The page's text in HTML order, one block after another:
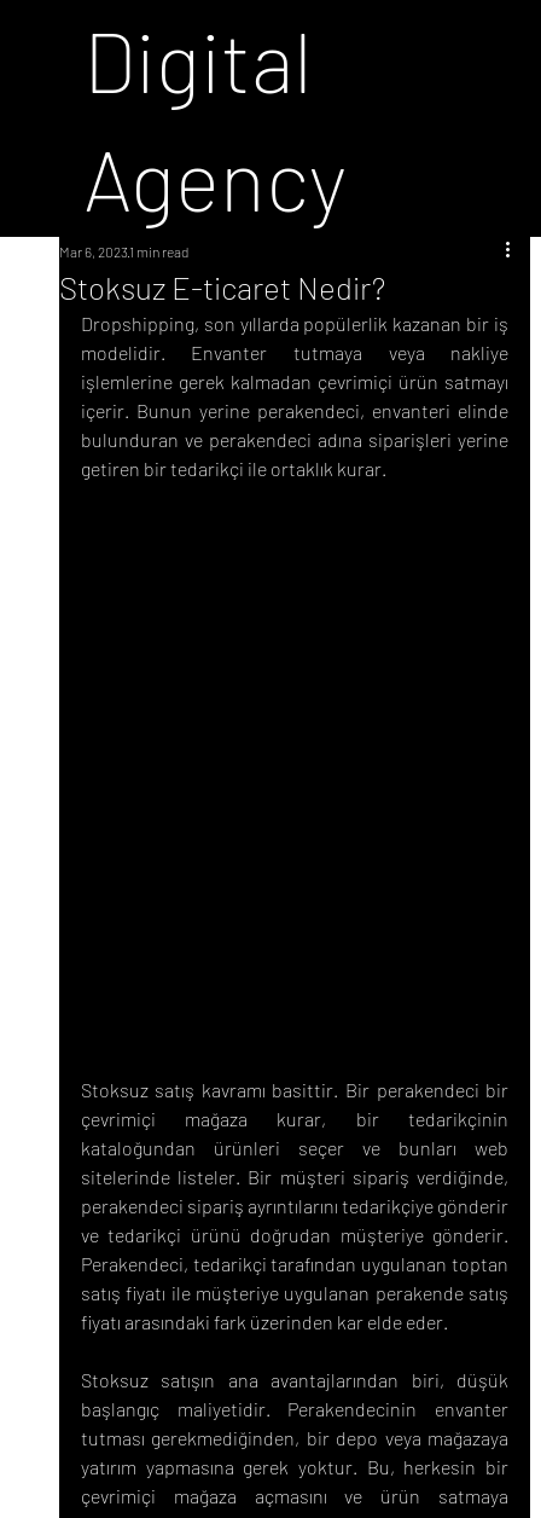
Digital
Agency
Stoksuz E-ticaret Nedir?
Mar 6, 2023 1 min read
Dropshipping, son yıllarda popülerlik kazanan bir iş
modelidir. Envanter tutmaya veya nakliye
işlemlerine gerek kalmadan çevrimiçi ürün satmayı
içerir. Bunun yerine perakendeci, envanteri elinde
bulunduran ve perakendeci adına siparişleri yerine
getiren bir tedarikçi ile ortaklık kurar.
Stoksuz satış kavramı basittir. Bir perakendeci bir
çevrimiçi mağaza kurar, bir tedarikçinin
kataloğundan ürünleri seçer ve bunları web
sitelerinde listeler. Bir müşteri sipariş verdiğinde,
perakendeci sipariş ayrıntılarını tedarikçiye gönderir
ve tedarikçi ürünü doğrudan müşteriye gönderir.
Perakendeci, tedarikçi tarafından uygulanan toptan
satış fiyatı ile müşteriye uygulanan perakende satış
fiyatı arasındaki fark üzerinden kar elde eder.
Stoksuz satışın ana avantajlarından biri, düşük
başlangıç ​​maliyetidir. Perakendecinin envanter
tutması gerekmediğinden, bir depo veya mağazaya
yatırım yapmasına gerek yoktur. Bu, herkesin bir
çevrimiçi mağaza açmasını ve ürün satmaya